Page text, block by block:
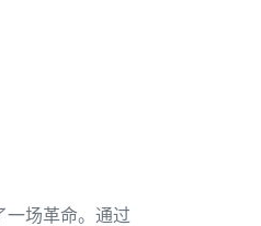
一场革命。通过